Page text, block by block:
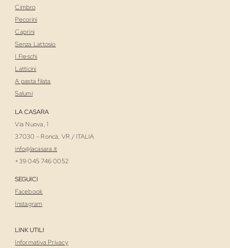
Cimbro
Pecorini
Caprini
Senza Lattosio
I Freschi
Latticini
A pasta filata
Salumi
LA CASARA
Via Nuova, 1
37030 - Roncà, VR / ITALIA
info@lacasara.it
+39 045 746 0052
SEGUICI
Facebook
Instagram
LINK UTILI
Informativa Privacy